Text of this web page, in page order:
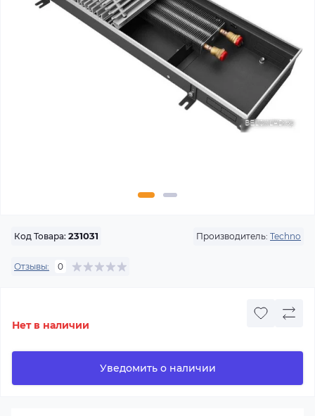
Код Товара: 231031 Производитель: Techno
Отзывы: 0
Нет в наличии
Уведомить о наличии